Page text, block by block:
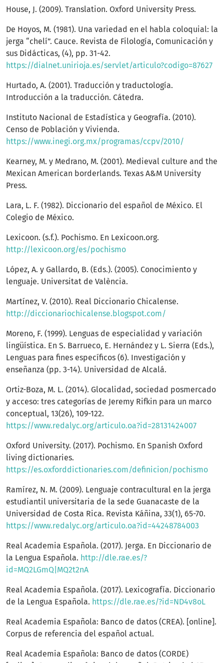
House, J. (2009). Translation. Oxford University Press.
De Hoyos, M. (1981). Una variedad en el habla coloquial: la
jerga “chelí”. Cauce. Revista de Filología, Comunicación y
sus Didácticas, (4), pp. 31-42.
https://dialnet.unirioja.es/servlet/articulo?codigo=87627
Hurtado, A. (2001). Traducción y traductología.
Introducción a la traducción. Cátedra.
Instituto Nacional de Estadística y Geografía. (2010).
Censo de Población y Vivienda.
https://www.inegi.org.mx/programas/ccpv/2010/
Kearney, M. y Medrano, M. (2001). Medieval culture and the
Mexican American borderlands. Texas A&M University
Press.
Lara, L. F. (1982). Diccionario del español de México. El
Colegio de México.
Lexicoon. (s.f.). Pochismo. En Lexicoon.org.
http://lexicoon.org/es/pochismo
López, A. y Gallardo, B. (Eds.). (2005). Conocimiento y
lenguaje. Universitat de València.
Martínez, V. (2010). Real Diccionario Chicalense.
http://diccionariochicalense.blogspot.com/
Moreno, F. (1999). Lenguas de especialidad y variación
lingüística. En S. Barrueco, E. Hernández y L. Sierra (Eds.),
Lenguas para fines específicos (6). Investigación y
enseñanza (pp. 3-14). Universidad de Alcalá.
Ortiz-Boza, M. L. (2014). Glocalidad, sociedad posmercado
y acceso: tres categorías de Jeremy Rifkin para un marco
conceptual, 13(26), 109-122.
https://www.redalyc.org/articulo.oa?id=28131424007
Oxford University. (2017). Pochismo. En Spanish Oxford
living dictionaries.
https://es.oxforddictionaries.com/definicion/pochismo
Ramírez, N. M. (2009). Lenguaje contracultural en la jerga
estudiantil universitaria de la sede Guanacaste de la
Universidad de Costa Rica. Revista Káñina, 33(1), 65-70.
https://www.redalyc.org/articulo.oa?id=44248784003
Real Academia Española. (2017). Jerga. En Diccionario de
la Lengua Española. http://dle.rae.es/?
id=MQ2LGmQ|MQ2t2nA
Real Academia Española. (2017). Lexicografía. Diccionario
de la Lengua Española. https://dle.rae.es/?id=ND4v8oL
Real Academia Española: Banco de datos (CREA). [online].
Corpus de referencia del español actual.
Real Academia Española: Banco de datos (CORDE)